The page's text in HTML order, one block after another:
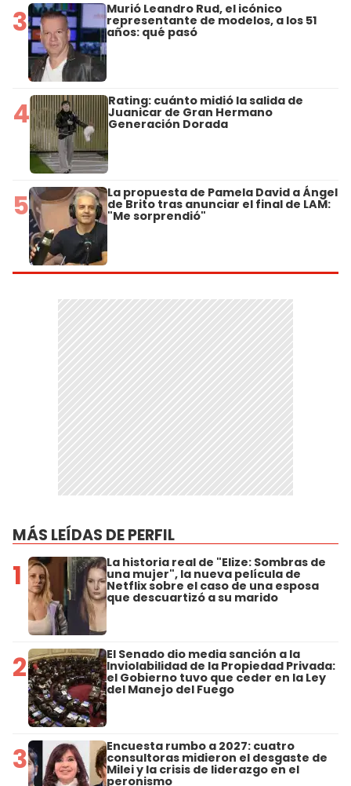
3 Murió Leandro Rud, el icónico
representante de modelos, a los 51
años: qué pasó
4 Rating: cuánto midió la salida de
Juanicar de Gran Hermano
Generación Dorada
5 La propuesta de Pamela David a Ángel
de Brito tras anunciar el final de LAM:
"Me sorprendió"
MÁS LEÍDAS DE PERFIL
1 La historia real de "Elize: Sombras de
una mujer", la nueva película de
Netflix sobre el caso de una esposa
que descuartizó a su marido
2 El Senado dio media sanción a la
Inviolabilidad de la Propiedad Privada:
el Gobierno tuvo que ceder en la Ley
del Manejo del Fuego
3 Encuesta rumbo a 2027: cuatro
consultoras midieron el desgaste de
Milei y la crisis de liderazgo en el
peronismo